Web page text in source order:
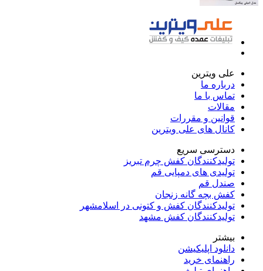
علی ویترین
درباره ما
تماس با ما
مقالات
قوانین و مقررات
کانال های علی ویترین
دسترسی سریع
تولیدکنندگان کفش چرم تبریز
تولیدی های دمپایی قم
صندل قم
کفش بچه گانه زنجان
تولیدکنندگان کفش و کتونی در اسلامشهر
تولیدکنندگان کفش مشهد
بیشتر
دانلود اپلیکیشن
راهنمای خرید